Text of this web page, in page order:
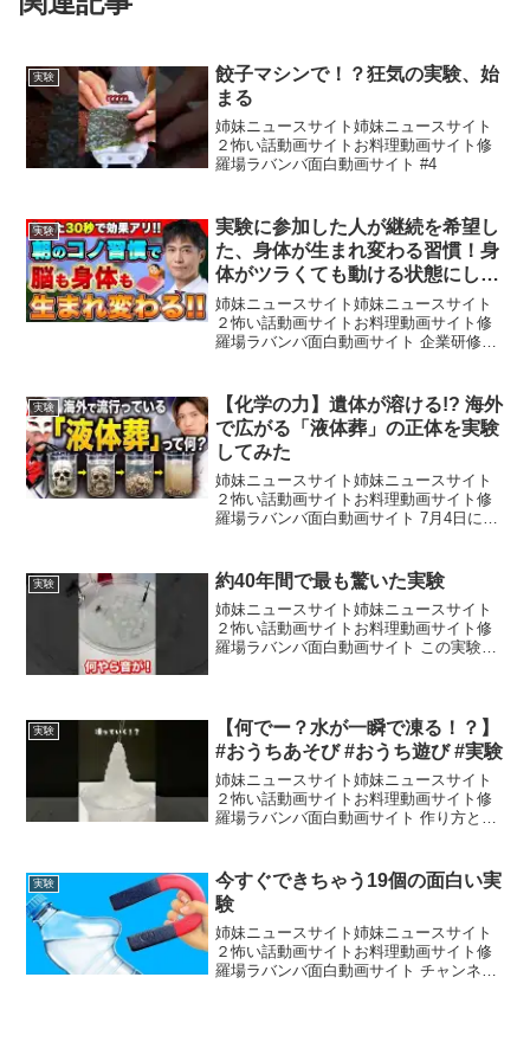
実験
餃子マシンで！？狂気の実験、始
まる
姉妹ニュースサイト姉妹ニュースサイト
２怖い話動画サイトお料理動画サイト修
羅場ラバンバ面白動画サイト #4
実験
実験に参加した人が継続を希望し
た、身体が生まれ変わる習慣！身
体がツラくても動ける状態にして
くれる、たった30秒で出来るある
習慣とは？
姉妹ニュースサイト姉妹ニュースサイト
２怖い話動画サイトお料理動画サイト修
羅場ラバンバ面白動画サイト 企業研修・
🎁🎁🎁🎁🎁 LINEからはYouTub...
実験
【化学の力】遺体が溶ける!? 海外
で広がる「液体葬」の正体を実験
してみた
姉妹ニュースサイト姉妹ニュースサイト
２怖い話動画サイトお料理動画サイト修
羅場ラバンバ面白動画サイト 7月4日にく
生のチャンネルはこちらから！@krr 🎁
今だけ！おう...
実験 約40年間で最も驚いた実験
姉妹ニュースサイト姉妹ニュースサイト
２怖い話動画サイトお料理動画サイト修
羅場ラバンバ面白動画サイト この実験も
って特典に...
実験
【何でー？水が一瞬で凍る！？】
#おうちあそび #おうち遊び #実験
姉妹ニュースサイト姉妹ニュースサイト
２怖い話動画サイトお料理動画サイト修
羅場ラバンバ面白動画サイト 作り方と注
実験
今すぐできちゃう19個の面白い実
験
姉妹ニュースサイト姉妹ニュースサイト
２怖い話動画サイトお料理動画サイト修
羅場ラバンバ面白動画サイト チャンネル